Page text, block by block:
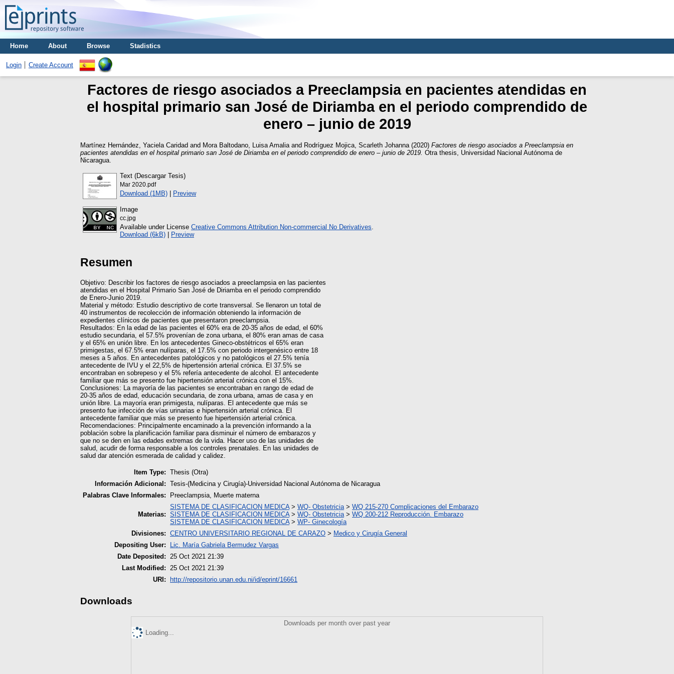
Home About Browse Stadistics
Login Create Account
Factores de riesgo asociados a Preeclampsia en pacientes atendidas en
el hospital primario san José de Diriamba en el periodo comprendido de
enero – junio de 2019
Martínez Hernández, Yaciela Caridad and Mora Baltodano, Luisa Amalia and Rodríguez Mojica, Scarleth Johanna (2020) Factores de riesgo asociados a Preeclampsia en
pacientes atendidas en el hospital primario san José de Diriamba en el periodo comprendido de enero – junio de 2019. Otra thesis, Universidad Nacional Autónoma de
Nicaragua.
Text (Descargar Tesis)
Mar 2020.pdf
Download (1MB) | Preview
Image
cc.jpg
Available under License Creative Commons Attribution Non-commercial No Derivatives
Download (6kB) | Preview
Resumen
Objetivo: Describir los factores de riesgo asociados a preeclampsia en las pacientes
atendidas en el Hospital Primario San José de Diriamba en el periodo comprendido
de Enero-Junio 2019.
Material y método: Estudio descriptivo de corte transversal. Se llenaron un total de
40 instrumentos de recolección de información obteniendo la información de
expedientes clínicos de pacientes que presentaron preeclampsia.
Resultados: En la edad de las pacientes el 60% era de 20-35 años de edad, el 60%
estudio secundaria, el 57.5% provenían de zona urbana, el 80% eran amas de casa
y el 65% en unión libre. En los antecedentes Gineco-obstétricos el 65% eran
primigestas, el 67.5% eran nulíparas, el 17.5% con periodo intergenésico entre 18
meses a 5 años. En antecedentes patológicos y no patológicos el 27.5% tenía
antecedente de IVU y el 22,5% de hipertensión arterial crónica. El 37.5% se
encontraban en sobrepeso y el 5% refería antecedente de alcohol. El antecedente
familiar que más se presento fue hipertensión arterial crónica con el 15%.
Conclusiones: La mayoría de las pacientes se encontraban en rango de edad de
20-35 años de edad, educación secundaria, de zona urbana, amas de casa y en
unión libre. La mayoría eran primigesta, nulíparas. El antecedente que más se
presento fue infección de vías urinarias e hipertensión arterial crónica. El
antecedente familiar que más se presento fue hipertensión arterial crónica.
Recomendaciones: Principalmente encaminado a la prevención informando a la
población sobre la planificación familiar para disminuir el número de embarazos y
que no se den en las edades extremas de la vida. Hacer uso de las unidades de
salud, acudir de forma responsable a los controles prenatales. En las unidades de
salud dar atención esmerada de calidad y calidez.
Item Type: Thesis (Otra)
Información Adicional: Tesis-(Medicina y Cirugía)-Universidad Nacional Autónoma de Nicaragua
Palabras Clave Informales:
Preeclampsia, Muerte materna
Materias:
SISTEMA DE CLASIFICACION MEDICA> WQ- Obstetricia > WQ 215-270 Complicaciones del Embarazo
SISTEMA DE CLASIFICACION MEDICA> WQ- Obstetricia > WQ 200-212 Reproducción. Embarazo
SISTEMA DE CLASIFICACION MEDICA> WP- Ginecología
Divisiones: CENTRO UNIVERSITARIO REGIONAL DE CARAZO > Medico y Cirugía General
Depositing User:
Lic. María Gabriela Bermudez Vargas
Date Deposited:
25 Oct 2021 21:39
Last Modified:
25 Oct 2021 21:39
URI:
http://repositorio.unan.edu.ni/id/eprint/16661
Downloads
Downloads per month over past year
Loading...